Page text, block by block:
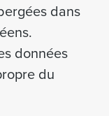
dans
données
du